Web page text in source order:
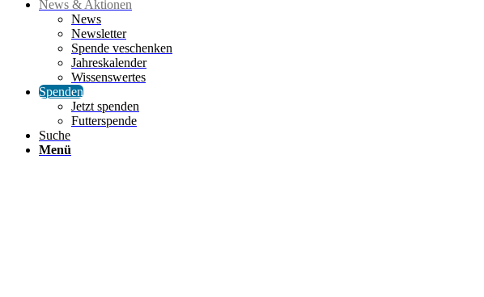
News & Aktionen
News
Newsletter
Spende veschenken
Jahreskalender
Wissenswertes
Spenden
Jetzt spenden
Futterspende
Suche
Menü